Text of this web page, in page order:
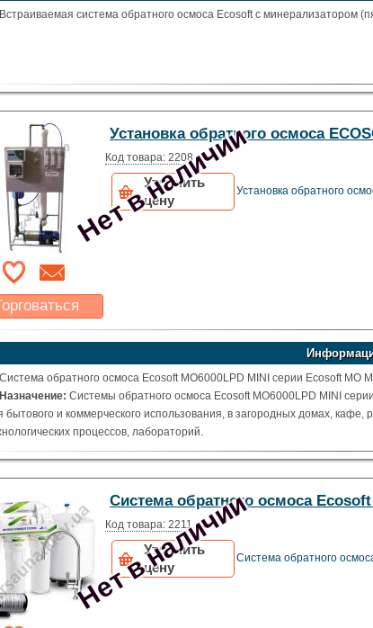
Указать цену
Встраиваемая система обратного осмоса Ecosoft с минерализатором
Нет в наличии
Какая цена Вас
устроит?
Указать цену
Установка обратного осмоса
Код товара: 2208
Уточнить
цену
Установка обратного
Система обратного осмоса Ecosoft MO6000LPD MINI серии Ecosoft MO
Назначение: Системы обратного осмоса Ecosoft MO6000LPD MINI
бытового и коммерческого использования, в загородных домах,
процессов, лабораторий.
Нет в наличии
Система обратного осмоса Ecosoft
Код товара: 2211
Уточнить
цену
Система обратного